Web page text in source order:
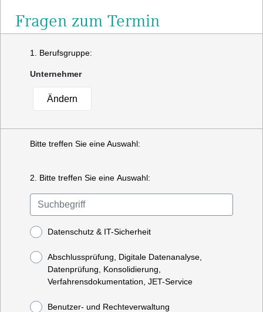
Fragen zum Termin
1. Berufsgruppe:
Unternehmer
Ändern
Bitte treffen Sie eine Auswahl:
2. Bitte treffen Sie eine Auswahl:
Datenschutz & IT-Sicherheit
Abschlussprüfung, Digitale Datenanalyse,
Datenprüfung, Konsolidierung,
Verfahrensdokumentation, JET-Service
Benutzer- und Rechteverwaltung